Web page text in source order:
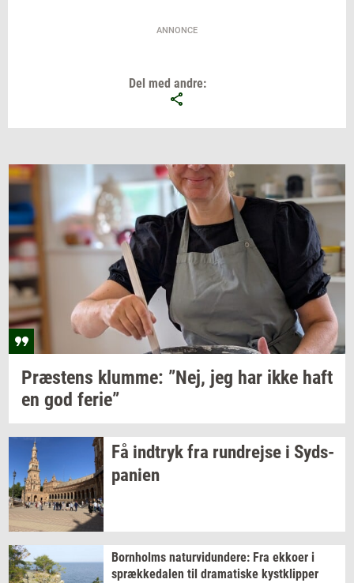
ANNONCE
Del med andre:
Præ­stens klum­me: ”Nej, jeg har ikke haft
en god ferie”
Få ind­trykfra run­drej­se i Syds­
pa­ni­en
Born­holms na­tur­vi­dun­de­re: Fra ek­ko­er i
spræk­ke­da­len til dra­ma­ti­ske kyst­klip­per